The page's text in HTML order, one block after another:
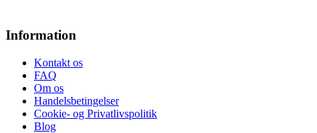
Information
Kontakt os
FAQ
Om os
Handelsbetingelser
Cookie- og Privatlivspolitik
Blog